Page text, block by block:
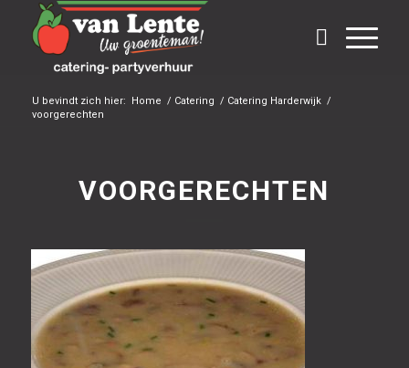
U bevindt zich hier: Home / Catering / Catering Harderwijk /
voorgerechten
VOORGERECHTEN